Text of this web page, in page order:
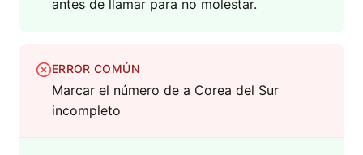
antes de llamar para no molestar.
ERROR COMÚN
Marcar el número de a Corea del Sur
incompleto